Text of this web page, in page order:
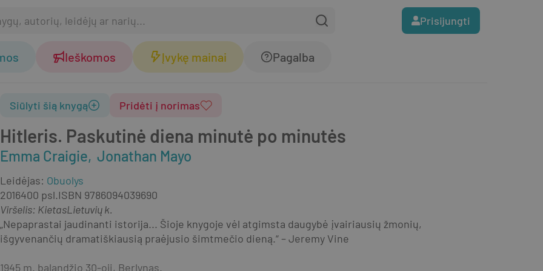
Prisijungti
Ieškomos Įvykę mainai Pagalba
Hitleris. Paskutinė diena minutė po minutės
Emma Craigie Jonathan Mayo
Siūlyti šią knygą Pridėti į norimas
Leidėjas: Obuolys
2016400 psl.ISBN 9786094039690
Viršelis: KietasLietuvių k.
„Nepaprastai jaudinanti istorija... Šioje knygoje vėl atgimsta daugybė įvairiausių žmonių,
išgyvenančių dramatiškiausią praėjusio šimtmečio dieną.“ – Jeremy Vine
1945 m. balandžio 30-oji, Berlynas.